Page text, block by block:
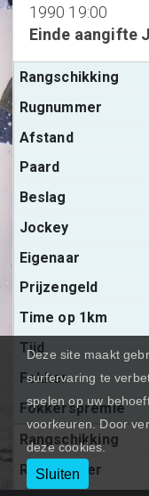
1990 19:00
Einde aangifte
Deze site maakt
surfervaring te
spelen op uw
voorkeuren. Door
deze cookies.
Sluiten